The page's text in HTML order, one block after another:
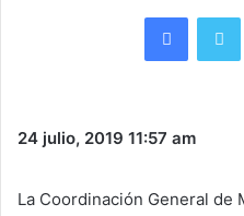
24 julio, 2019 11:57 am
La Coordinación General de